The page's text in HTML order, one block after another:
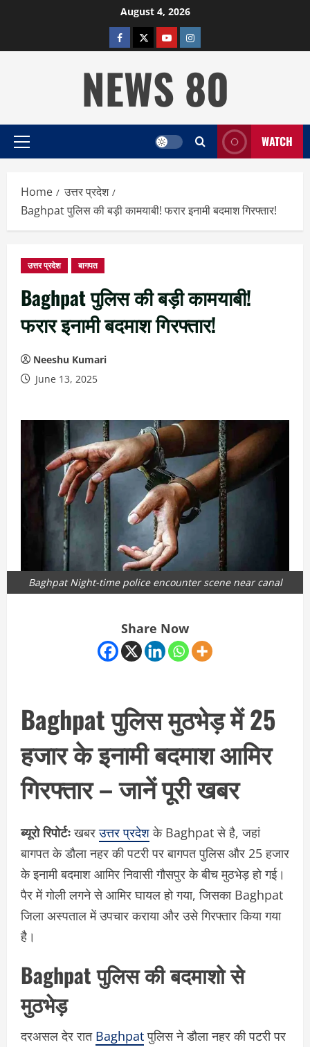
August 4, 2026
facebooktwitterYOUTUBE
instagram
NEWS 80
Primary
WATCH
Home
उत्तर प्रदेश
Baghpat पुलिस की बड़ी कामयाबी! फरार इनामी बदमाश गिरफ्तार!
उत्तर प्रदेश बागपत
Baghpat पुलिस की बड़ी कामयाबी!
फरार इनामी बदमाश गिरफ्तार!
Neeshu Kumari
June 13, 2025
Baghpat Night-time police encounter scene near canal
Share Now
Baghpat पुलिस मुठभेड़ में 25
हजार के इनामी बदमाश आमिर
गिरफ्तार – जानें पूरी खबर
ब्यूरो रिपोर्टःखबरउत्तर प्रदेशके Baghpat से है, जहां
बागपत के डौला नहर की पटरी पर बागपत पुलिस और 25 हजार
के इनामी बदमाश आमिर निवासी गौसपुर के बीच मुठभेड़ हो गई।
पैर में गोली लगने से आमिर घायल हो गया, जिसका Baghpat
जिला अस्पताल में उपचार कराया और उसे गिरफ्तार किया गया
है।
Baghpat पुलिस की बदमाशो से
मुठभेड़
दरअसल देर रात Baghpatपुलिस ने डौला नहर की पटरी पर